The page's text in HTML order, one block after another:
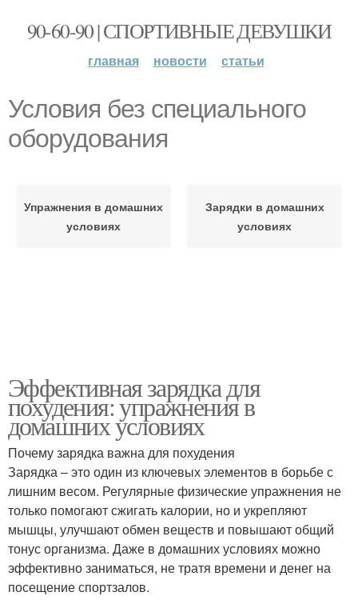
90-60-90 | СПОРТИВНЫЕ ДЕВУШКИ
главная новости статьи
Условия без специального
оборудования
Упражнения в домашних
условиях
Зарядки в домашних
условиях
Эффективная зарядка для
похудения: упражнения в
домашних условиях
Почему зарядка важна для похудения
Зарядка – это один из ключевых элементов в борьбе с
лишним весом. Регулярные физические упражнения не
только помогают сжигать калории, но и укрепляют
мышцы, улучшают обмен веществ и повышают общий
тонус организма. Даже в домашних условиях можно
эффективно заниматься, не тратя времени и денег на
посещение спортзалов.